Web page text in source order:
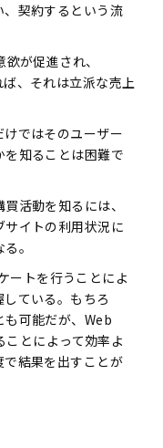
契約するという流
が促進され、
、それは立派な売上
ではそのユーザー
知ることは困難で
活動を知るには、
イトの利用状況に
。
ートを行うことによ
ている。もちろ
も可能だが、Web
とによって効率よ
で結果を出すことが